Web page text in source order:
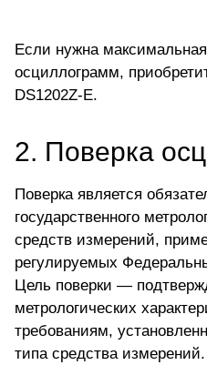
Если нужна максимальная
осциллограмм,
DS1202Z-E.
2. Поверка
Поверка является
государственного
средств измерений,
регулируемых
Цель поверки —
метрологических
требованиям,
типа средства измерений.